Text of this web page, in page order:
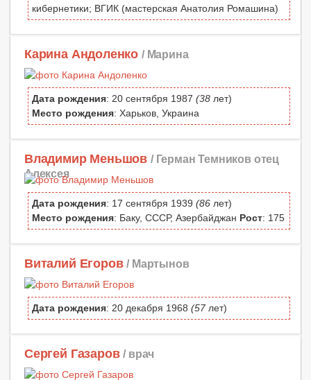
кибернетики; ВГИК (мастерская Анатолия Ромашина)
Карина Андоленко / Марина
Дата рождения: 20 сентября 1987 (38 лет)
Место рождения: Харьков, Украина
Владимир Меньшов / Герман Темников отец
Алексея
Дата рождения: 17 сентября 1939 (86 лет)
Место рождения: Баку, СССР, Азербайджан Рост: 175
Виталий Егоров / Мартынов
Дата рождения: 20 декабря 1968 (57лет)
Сергей Газаров / врач